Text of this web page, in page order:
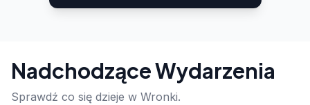
Nadchodzące Wydarzenia
Sprawdź co się dzieje w Wronki.